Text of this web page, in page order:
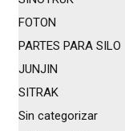
FOTON
PARTES PARA SILO
JUNJIN
SITRAK
Sin categorizar